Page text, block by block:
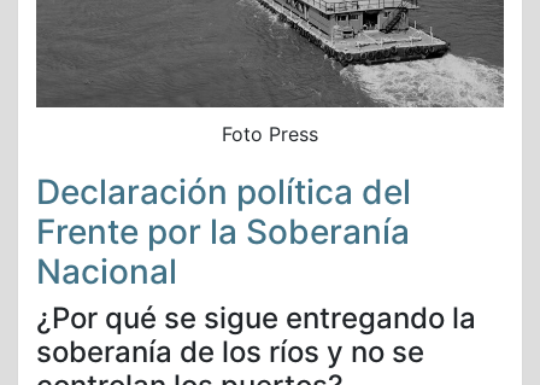
Foto Press
Declaración política del
Frente por la Soberanía
Nacional
¿Por qué se sigue entregando la
soberanía de los ríos y no se